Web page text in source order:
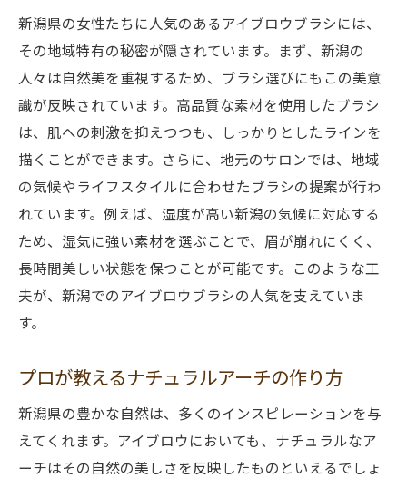
新潟県の女性たちに人気のあるアイブロウブラシには、
その地域特有の秘密が隠されています。まず、新潟の
人々は自然美を重視するため、ブラシ選びにもこの美意
識が反映されています。高品質な素材を使用したブラシ
は、肌への刺激を抑えつつも、しっかりとしたラインを
描くことができます。さらに、地元のサロンでは、地域
の気候やライフスタイルに合わせたブラシの提案が行わ
れています。例えば、湿度が高い新潟の気候に対応する
ため、湿気に強い素材を選ぶことで、眉が崩れにくく、
長時間美しい状態を保つことが可能です。このような工
夫が、新潟でのアイブロウブラシの人気を支えていま
す。
プロが教えるナチュラルアーチの作り方
新潟県の豊かな自然は、多くのインスピレーションを与
えてくれます。アイブロウにおいても、ナチュラルなア
ーチはその自然の美しさを反映したものといえるでしょ